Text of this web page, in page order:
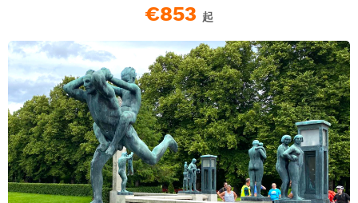
€853 起